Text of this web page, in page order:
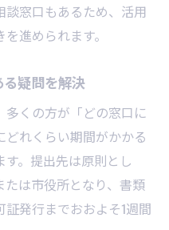
談窓口もあるため、活用
進められます。
疑問を解決
くの方が「どの窓口に
れくらい期間がかかる
。提出先は原則とし
は市役所となり、書類
発行までおおよそ1週間